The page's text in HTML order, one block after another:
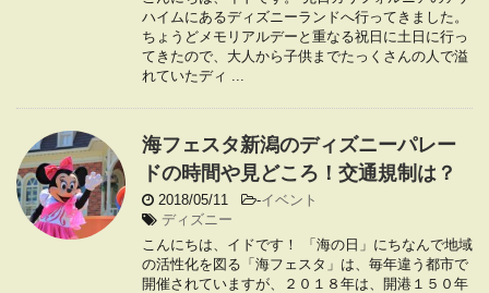
ハイムにあるディズニーランドへ行ってきました。
ちょうどメモリアルデーと重なる祝日に土日に行っ
てきたので、大人から子供までたっくさんの人で溢
れていたディ ...
海フェスタ新潟のディズニーパレー
ドの時間や見どころ！交通規制は？
2018/05/11 -イベント
ディズニー
こんにちは、イドです！ 「海の日」にちなんで地域
の活性化を図る「海フェスタ」は、毎年違う都市で
開催されていますが、２０１８年は、開港１５０年